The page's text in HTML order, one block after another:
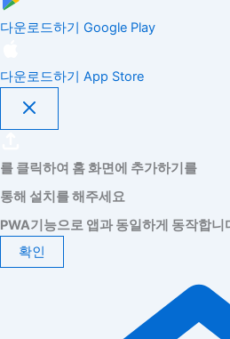
다운로드하기 Google Play
다운로드하기 App Store
를 클릭하여 홈 화면에 추가하기를
통해 설치를 해주세요
PWA기능으로 앱과 동일하게 동작합니
확인